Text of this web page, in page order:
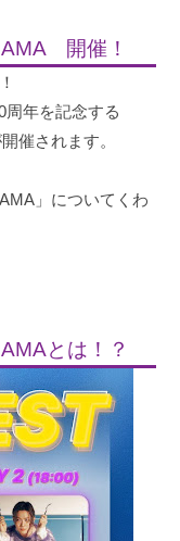
開催！
周年を記念する
催されます。
」についてくわ
とは！？